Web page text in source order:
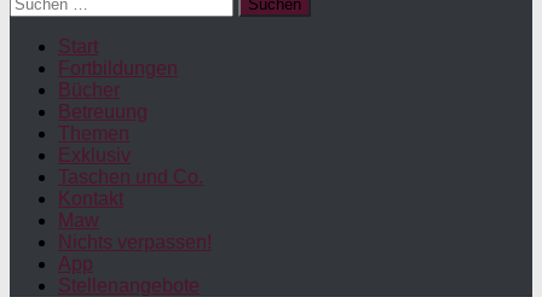
nach:
Start
Fortbildungen
Bücher
Betreuung
Themen
Exklusiv
Taschen und Co.
Kontakt
Maw
Nichts verpassen!
App
Stellenangebote